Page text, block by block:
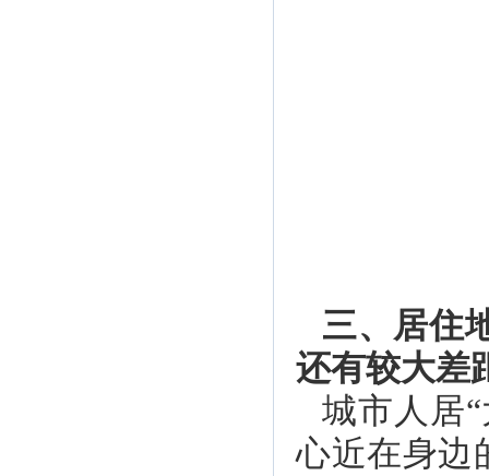
三、居住
还有较大差
城市人居
心近在身边